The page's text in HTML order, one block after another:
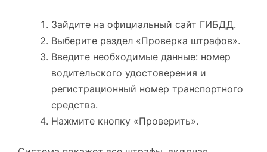
Зайдите на официальный сайт ГИБДД.
Выберите раздел «Проверка штрафов».
Введите необходимые данные: номер
водительского удостоверения и
регистрационный номер транспортного
средства.
Нажмите кнопку «Проверить».